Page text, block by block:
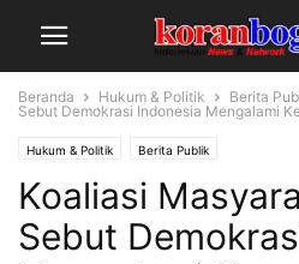
Beranda Hukum & Politik Berita
Sebut Demokrasi Indonesia Mengalami
Hukum & Politik Berita Publik
Koaliasi
Sebut